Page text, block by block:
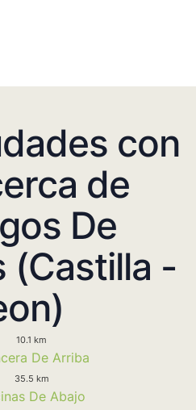
con
de
De
(Castilla -
10.1 km
De Arriba
35.5 km
De Abajo